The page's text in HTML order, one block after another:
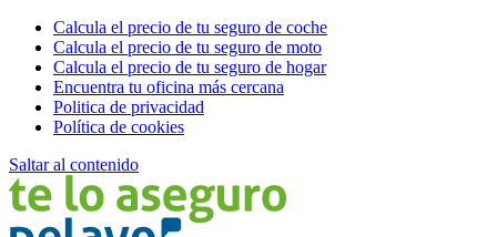
Calcula el precio de tu seguro de coche
Calcula el precio de tu seguro de moto
Calcula el precio de tu seguro de hogar
Encuentra tu oficina más cercana
Politica de privacidad
Política de cookies
Saltar al contenido